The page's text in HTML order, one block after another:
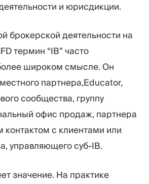
и юрисдикции.
брокерской деятельности на
термин “IB” часто
широком смысле. Он
партнера,Educator,
сообщества, группу
офис продаж, партнера
контактом с клиентами или
управляющего суб-IB.
значение. На практике